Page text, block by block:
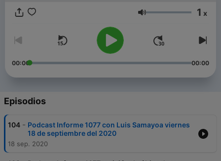
Volumen 1 x
00:00 00:00
Episodios
104 - Podcast Informe 1077 con Luis Samayoa viernes
18 de septiembre del 2020
18 sep. 2020